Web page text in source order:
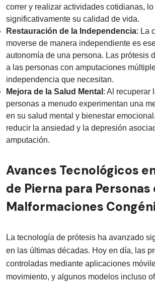
correr y realizar actividades cotidianas,
significativamente su calidad de vida.
Restauración de la Independencia: La
moverse de manera independiente es
autonomía de una persona. Las prótesis
a las personas con amputaciones
independencia que necesitan.
Mejora de la Salud Mental : Al recuperar
personas a menudo experimentan una
en su salud mental y bienestar
reducir la ansiedad y la depresión
amputación.
Avances Tecnológicos
de Pierna para Personas
Malformaciones
La tecnología de prótesis ha avanzado
en las últimas décadas. Hoy en día, las
controladas mediante aplicaciones
movimiento, y algunos modelos incluso